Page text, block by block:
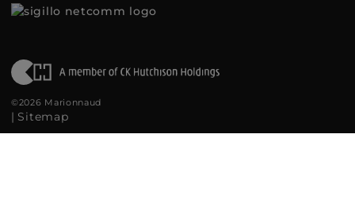
©2026 Marionnaud
| Sitemap